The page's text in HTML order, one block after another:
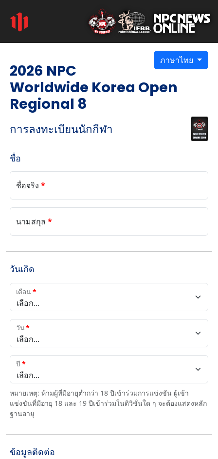
ภาษาไทย
2026 NPC
Worldwide Korea Open
Regional 8
การลงทะเบียนนักกีฬา
ชื่อ
ชื่อจริง *
นามสกุล *
วันเกิด
เลือก...
เดือน*
เลือก...
วัน*
เลือก...
ปี *
หมายเหตุ: ห้ามผู้ที่มีอายุต่ำกว่า 18 ปีเข้าร่วมการแข่งขัน ผู้เข้า
แข่งขันที่มีอายุ 18 และ 19 ปีเข้าร่วมในดิวิชั่นใด ๆ จะต้องแสดงหลัก
ฐานอายุ
ข้อมูลติดต่อ